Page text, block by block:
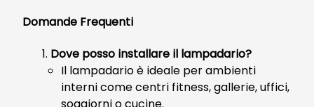
Domande Frequenti
Dove posso installare il lampadario?
Il lampadario è ideale per ambienti
interni come centri fitness, gallerie, uffici,
soggiorni o cucine.